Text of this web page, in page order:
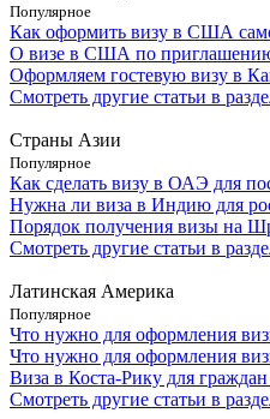
Популярное
Как оформить визу в США
О визе в США по
Оформляем гостевую визу в
Смотреть другие статьи в
Страны Азии
Популярное
Как сделать визу в ОАЭ для
Нужна ли виза в Индию для
Порядок получения визы на
Смотреть другие статьи в
Латинская Америка
Популярное
Что нужно для оформления
Что нужно для оформления
Виза в Коста-Рику для
Смотреть другие статьи в